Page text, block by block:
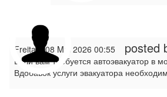
Freitag, 08 Mai 2026 00:55 posted
Если вам требуется автоэвакуатор в
Вдобавок услуги эвакуатора